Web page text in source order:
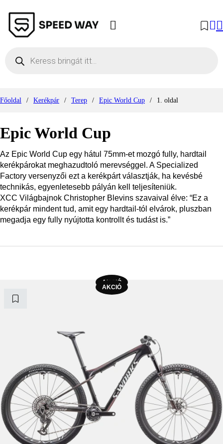
Főoldal / Kerékpár / Terep / Epic World Cup / 1. oldal
Epic World Cup
Az Epic World Cup egy hátul 75mm-et mozgó fully, hardtail
kerékpárokat meghazudtoló merevséggel. A Specialized
Factory versenyzői ezt a kerékpárt választják, ha kevésbé
technikás, egyenletesebb pályán kell teljesíteniük.
XCC Világbajnok Christopher Blevins szavaival élve: “Ez a
kerékpár mindent tud, amit egy hardtail-tól elvárok, pluszban
megadja egy fully nyújtotta kontrollt és tudást is.”
AKCIÓ
AKCIÓ